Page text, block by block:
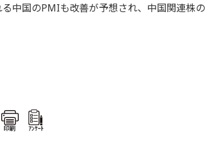
中国のPMIも改善が予想され、中国関連株の
印刷 ｱﾝｹｰﾄ